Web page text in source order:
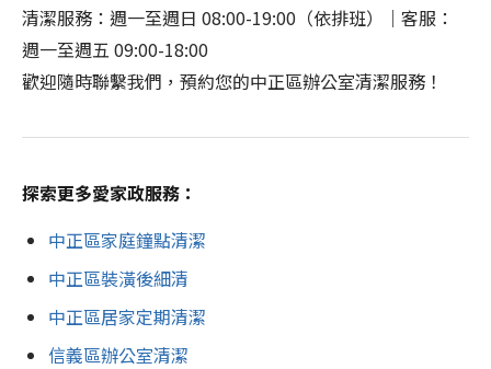
清潔服務：週一至週日 08:00-19:00（依排班）｜客服：
週一至週五 09:00-18:00
歡迎隨時聯繫我們，預約您的中正區辦公室清潔服務！
探索更多愛家政服務：
中正區家庭鐘點清潔
中正區裝潢後細清
中正區居家定期清潔
信義區辦公室清潔